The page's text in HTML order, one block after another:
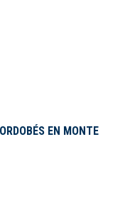
EN MONTE